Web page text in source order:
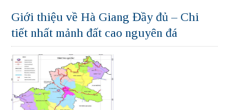
Giới thiệu về Hà Giang Đầy đủ – Chi
tiết nhất mảnh đất cao nguyên đá